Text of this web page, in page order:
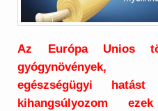
Az Európa Unios
gyógynövények,
egészségügyi
kihangsúlyozom